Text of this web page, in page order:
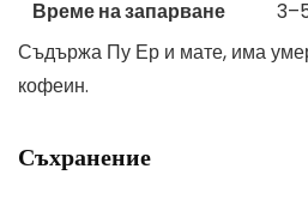
Време на запарване
Съдържа Пу Ер и мате, има
кофеин.
Съхранение